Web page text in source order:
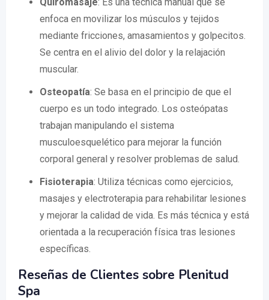
enfoca en movilizar los músculos y tejidos
mediante fricciones, amasamientos y golpecitos.
Se centra en el alivio del dolor y la relajación
muscular.
Osteopatía: Se basa en el principio de que el
cuerpo es un todo integrado. Los osteópatas
trabajan manipulando el sistema
musculoesquelético para mejorar la función
corporal general y resolver problemas de salud.
Fisioterapia: Utiliza técnicas como ejercicios,
masajes y electroterapia para rehabilitar lesiones
y mejorar la calidad de vida. Es más técnica y está
orientada a la recuperación física tras lesiones
específicas.
Reseñas de Clientes sobre Plenitud
Spa